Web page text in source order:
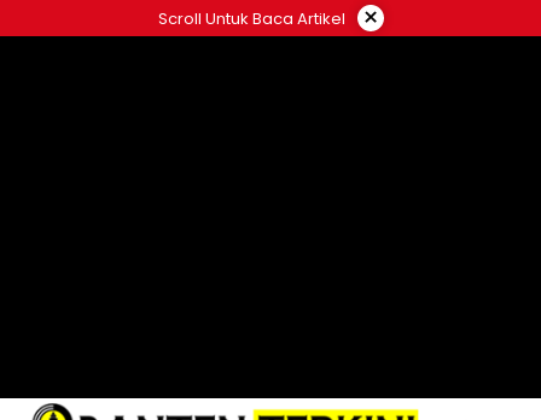
ke
Scroll Untuk Baca Artikel ×